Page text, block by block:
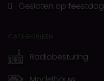
Gesloten op
CATEGORIEËN
Radiobesturing